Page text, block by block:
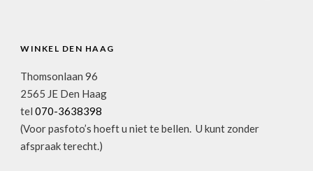
WINKEL DEN HAAG
Thomsonlaan 96
2565 JE Den Haag
tel 070-3638398
(Voor pasfoto’s hoeft u niet te bellen. U kunt zonder
afspraak terecht.)